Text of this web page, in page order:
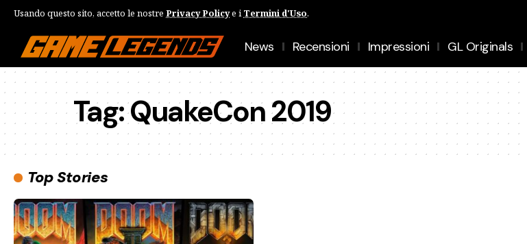
Usando questo sito, accetto le nostre Privacy Policye i Termini d'Uso.
News Recensioni Impressioni GL Originals
Tag:QuakeCon 2019
Top Stories